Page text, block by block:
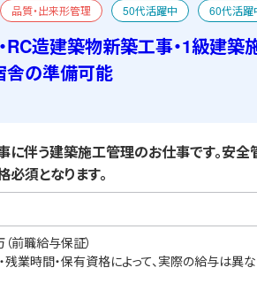
品質・出来形管理 50代活躍中 60代活躍
築士 宿舎あり
RC造建築物新築工事・1級建
舎の準備可能
伴う建築施工管理のお仕事です。安全
須となります。
前職給与保証）
残業時間・保有資格によって、実際の給与は異な